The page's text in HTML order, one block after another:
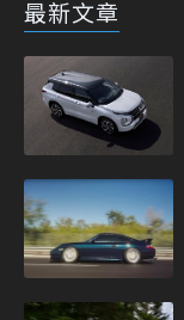
最新文章